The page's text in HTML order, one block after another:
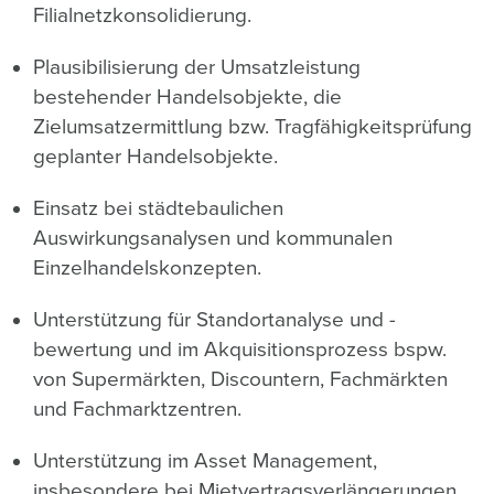
Filialnetzkonsolidierung.
Plausibilisierung der Umsatzleistung
bestehender Handelsobjekte, die
Zielumsatzermittlung bzw. Tragfähigkeitsprüfung
geplanter Handelsobjekte.
Einsatz bei städtebaulichen
Auswirkungsanalysen und kommunalen
Einzelhandelskonzepten.
Unterstützung für Standortanalyse und -
bewertung und im Akquisitionsprozess bspw.
von Supermärkten, Discountern, Fachmärkten
und Fachmarktzentren.
Unterstützung im Asset Management,